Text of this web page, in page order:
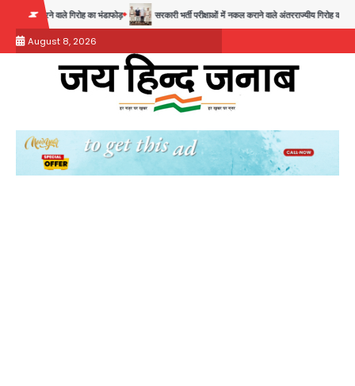
content
गिरोह का भंडाफोड़ सरकारी भर्ती परीक्षाओं में नकल कराने वाले अंतरराज्यीय गिरोह का भंडाफोड़,
August 8, 2026